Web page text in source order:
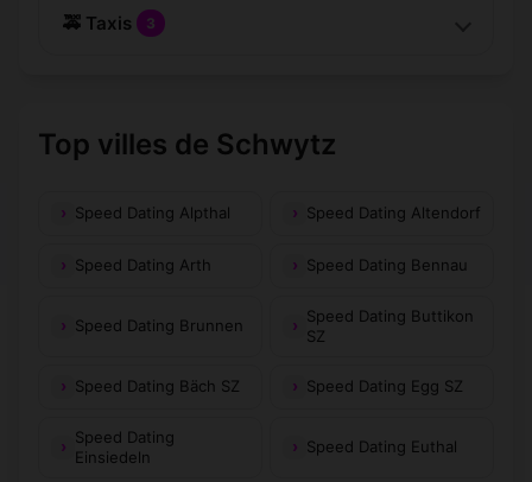
🚕 Taxis 3
Top villes de Schwytz
Speed Dating Alpthal Speed Dating Altendorf
Speed Dating Arth Speed Dating Bennau
Speed Dating Brunnen
Speed Dating Buttikon
SZ
Speed Dating Bäch SZ Speed Dating Egg SZ
Speed Dating
Einsiedeln
Speed Dating Euthal